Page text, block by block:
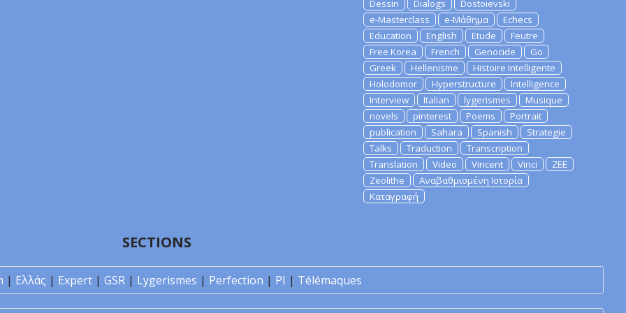
Dessin
Dialogs
Dostoievski
e-Masterclass
e-Μάθημα
Echecs
Education
English Etude
Feutre
Free Korea
French Genocide
Go
Greek
Hellenisme
Histoire Intelligente
Holodomor
Hyperstructure
Intelligence
Interview
Italian lygerismes
Musique
novels
pinterest Poems
Portrait
publication
Sahara Spanish
Strategie
Talks
Traduction
Transcription
Translation
Video Vincent Vinci
ZEE
Zeolithe
Αναβαθμισμένη Ιστορία
Καταγραφή
SECTIONS
| Ελλάς | Expert | GSR | Lygerismes | Perfection | PI | Télémaques